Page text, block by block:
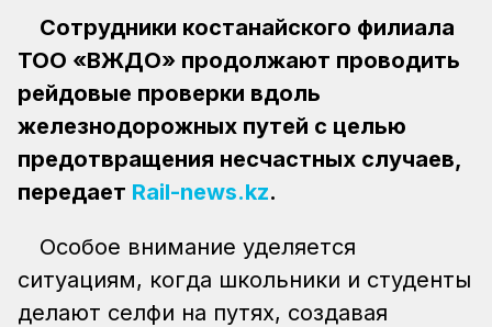
Сотрудники костанайского филиала
ТОО «ВЖДО» продолжают проводить
рейдовые проверки вдоль
железнодорожных путей с целью
предотвращения несчастных случаев,
передает Rail-news.kz.
Особое внимание уделяется
ситуациям, когда школьники и студенты
делают селфи на путях, создавая